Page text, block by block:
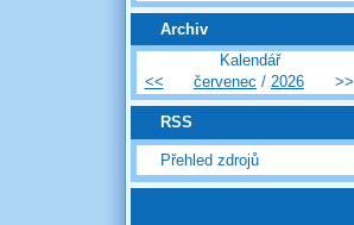
Archiv
Kalendář
<<
červenec / 2026 >>
RSS
Přehled zdrojů